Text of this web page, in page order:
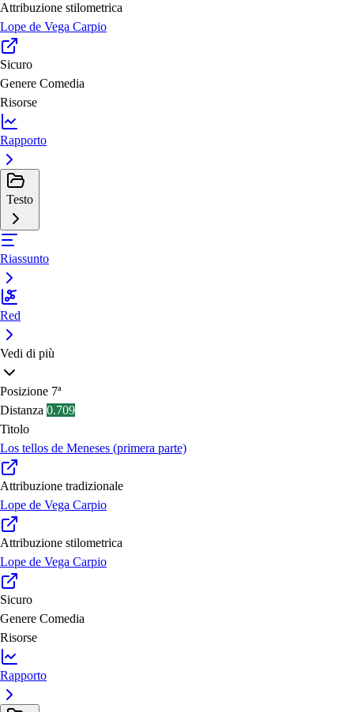
Attribuzione stilometrica
Lope de Vega Carpio
Sicuro
Genere Comedia
Risorse
Rapporto
Testo
Riassunto
Red
Vedi di più
Posizione 7ª
Distanza 0.709
Titolo
Los tellos de Meneses (primera parte)
Attribuzione tradizionale
Lope de Vega Carpio
Attribuzione stilometrica
Lope de Vega Carpio
Sicuro
Genere Comedia
Risorse
Rapporto